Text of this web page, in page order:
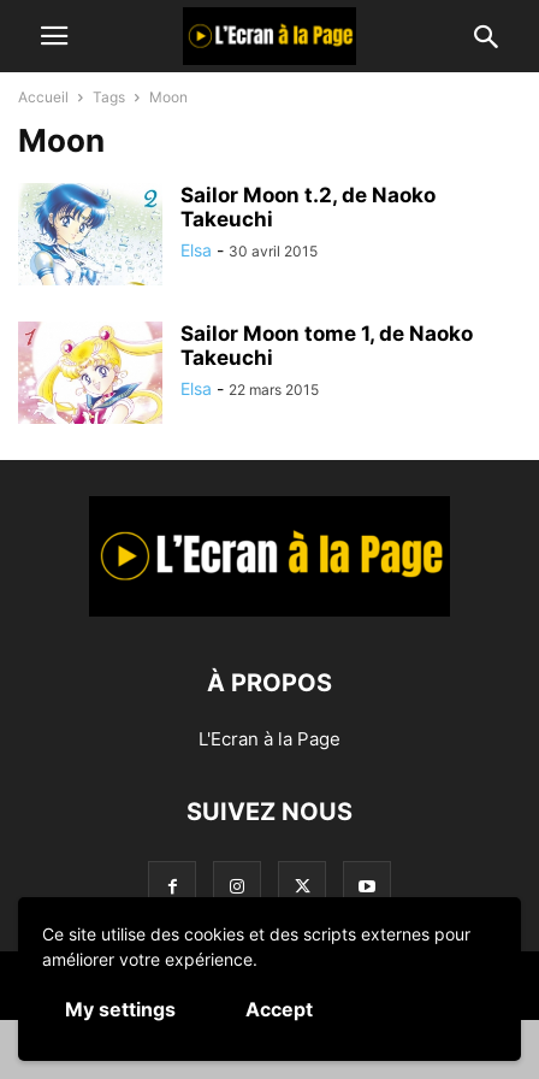
Ce site utilise des cookies et des scripts externes pour
améliorer votre expérience.
My settings Accept
Accueil Tags Moon
Moon
Sailor Moon t.2, de Naoko
Takeuchi
Elsa - 30 avril 2015
Sailor Moon tome 1, de Naoko
Takeuchi
Elsa - 22 mars 2015
À PROPOS
L'Ecran à la Page
SUIVEZ NOUS